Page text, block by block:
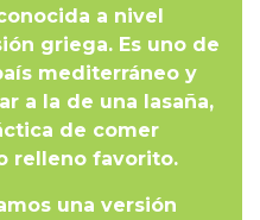
a nivel
griega. Es uno de
mediterráneo y
a la de una lasaña,
de comer
relleno favorito.
una versión